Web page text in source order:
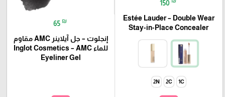
🎓
150
Estée Lauder – Double Wear
Stay-in-Place Concealer
1C
2C
2N
65 ₪
إنجلوت – جل آيلاينر AMC مقاوم
للماء Inglot Cosmetics – AMC
Eyeliner Gel